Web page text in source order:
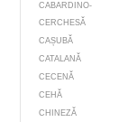
CABARDINO-
CERCHESĂ
CAȘUBĂ
CATALANĂ
CECENĂ
CEHĂ
CHINEZĂ